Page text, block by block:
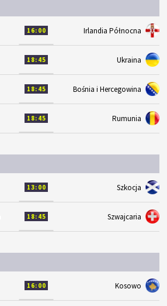
16:00 Irlandia Północna
18:45 Ukraina
18:45 Bośnia i Hercegowina
18:45 Rumunia
13:00 Szkocja
18:45 Szwajcaria
16:00 Kosowo